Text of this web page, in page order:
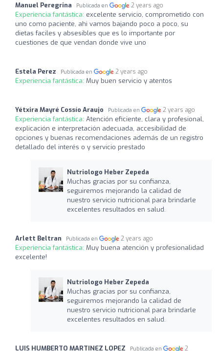
Manuel Peregrina Publicada en 2 years ago
Experiencia fantástica: excelente servicio, comprometido con
uno como paciente, ahi vamos bajando poco a poco, su
dietas faciles y absesibles que es lo importante por
cuestiones de que vendan donde vive uno
Estela Perez Publicada en 2 years ago
Experiencia fantástica: Muy buen servicio y atentos
Yétxira Mayré Cossío Araujo Publicada en 2 years ago
Experiencia fantástica: Atención eficiente, clara y profesional,
explicación e interpretación adecuada, accesibilidad de
opciones y buenas recomendaciones además de un registro
detallado del interés o y servicio prestado
Nutriologo Heber Zepeda
Muchas gracias por su confianza,
seguiremos mejorando la calidad de
nuestro servicio nutricional para brindarle
excelentes resultados en salud.
Arlett Beltran Publicada en 2 years ago
Experiencia fantástica: Muy buena atención y profesionalidad
excelente!
Nutriologo Heber Zepeda
Muchas gracias por su confianza,
seguiremos mejorando la calidad de
nuestro servicio nutricional para brindarle
excelentes resultados en salud.
LUIS HUMBERTO MARTINEZ LOPEZ Publicada en
2